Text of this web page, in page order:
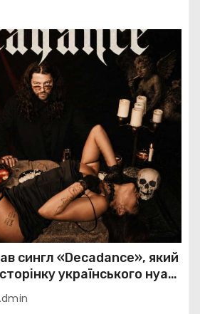
сингл «Decadance», який
українського нуар-